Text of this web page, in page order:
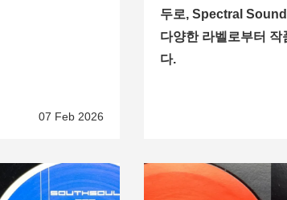
07 Feb 2026
두로, Spectral
다양한 라벨로부터 작
다.